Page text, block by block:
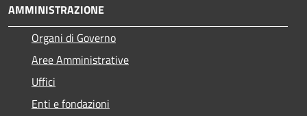
AMMINISTRAZIONE
Organi di Governo
Aree Amministrative
Uffici
Enti e fondazioni